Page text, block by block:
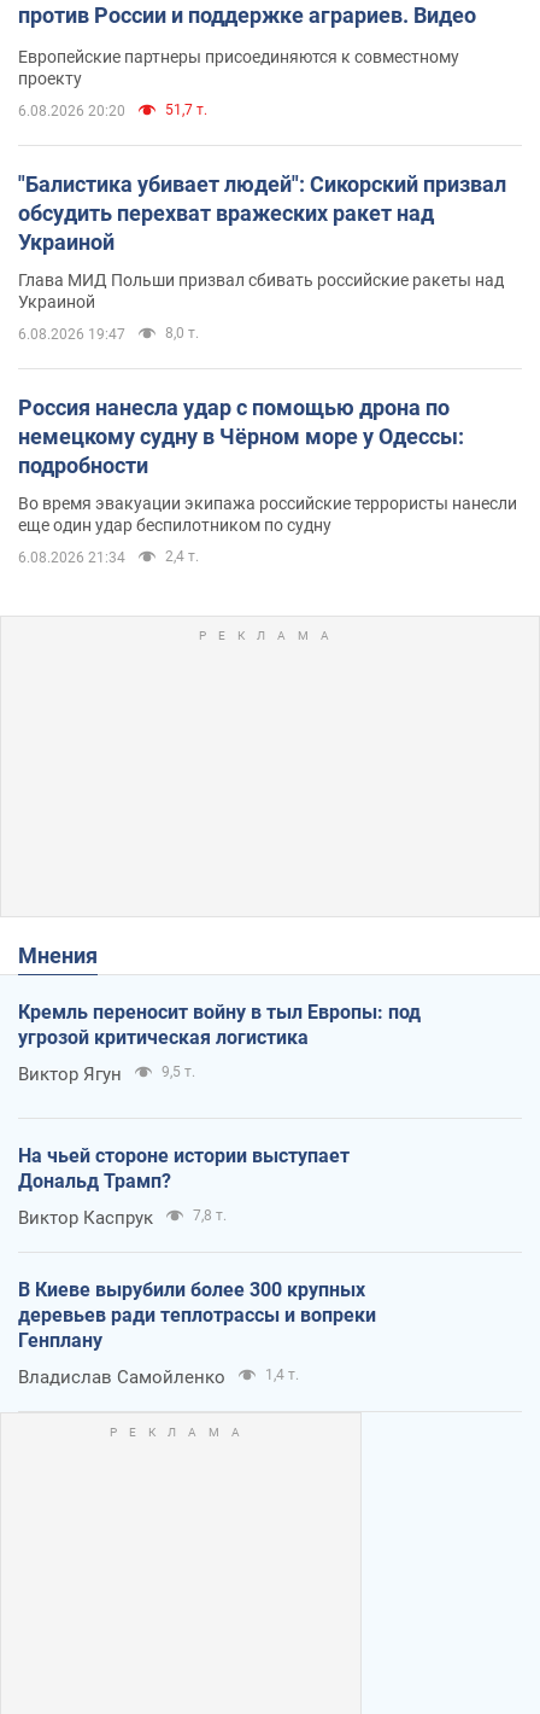
против России и поддержке аграриев. Видео
Европейские партнеры присоединяются к совместному
проекту
6.08.2026 20:20 51,7 т.
"Балистика убивает людей": Сикорский призвал
обсудить перехват вражеских ракет над
Украиной
Глава МИД Польши призвал сбивать российские ракеты над
Украиной
6.08.2026 19:47 8,0 т.
Россия нанесла удар с помощью дрона по
немецкому судну в Чёрном море у Одессы:
подробности
Во время эвакуации экипажа российские террористы нанесли
еще один удар беспилотником по судну
6.08.2026 21:34 2,4 т.
Мнения
Кремль переносит войну в тыл Европы: под
угрозой критическая логистика
Виктор Ягун 9,5 т.
На чьей стороне истории выступает
Дональд Трамп?
Виктор Каспрук 7,8 т.
В Киеве вырубили более 300 крупных
деревьев ради теплотрассы и вопреки
Генплану
Владислав Самойленко 1,4 т.